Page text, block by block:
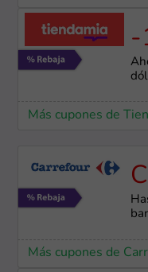
-
Más cupones de
Más cupones de